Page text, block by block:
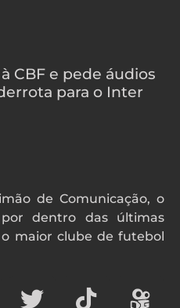
CBF e pede áudios
para o Inter
de Comunicação, o
dentro das últimas
maior clube de futebol